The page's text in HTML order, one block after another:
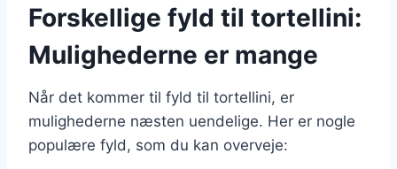
Forskellige fyld til tortellini:
Mulighederne er mange
Når det kommer til fyld til tortellini, er
mulighederne næsten uendelige. Her er nogle
populære fyld, som du kan overveje: